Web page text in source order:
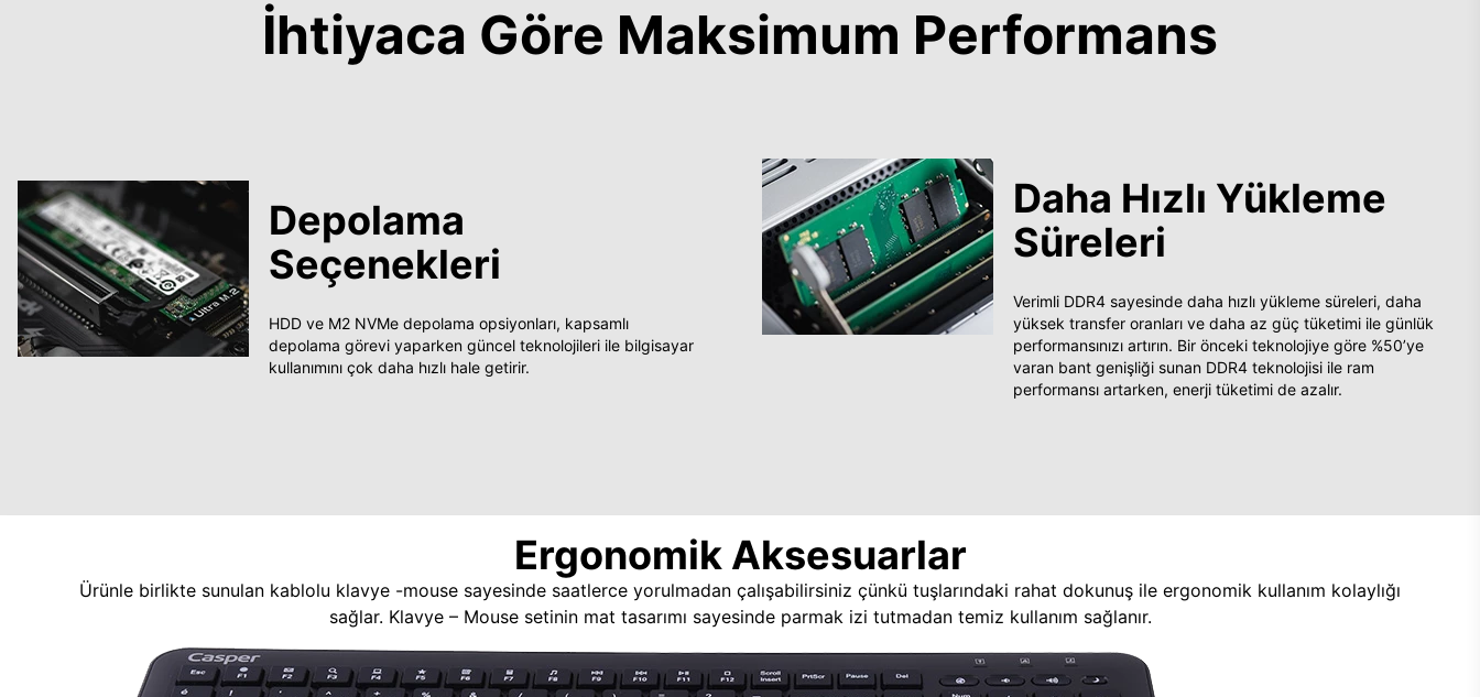
İhtiyaca Göre Maksimum Performans
Depolama
Seçenekleri
HDD ve M2 NVMe depolama opsiyonları, kapsamlı
depolama görevi yaparken güncel teknolojileri ile bilgisayar
kullanımını çok daha hızlı hale getirir.
Daha Hızlı Yükleme
Süreleri
Verimli DDR4 sayesinde daha hızlı yükleme süreleri, daha
yüksek transfer oranları ve daha az güç tüketimi ile günlük
performansınızı artırın. Bir önceki teknolojiye göre %50’ye
varan bant genişliği sunan DDR4 teknolojisi ile ram
performansı artarken, enerji tüketimi de azalır.
Ergonomik Aksesuarlar
Ürünle birlikte sunulan kablolu klavye -mouse sayesinde saatlerce yorulmadan çalışabilirsiniz çünkü tuşlarındaki rahat dokunuş ile ergonomik kullanım kolaylığı
sağlar. Klavye – Mouse setinin mat tasarımı sayesinde parmak izi tutmadan temiz kullanım sağlanır.